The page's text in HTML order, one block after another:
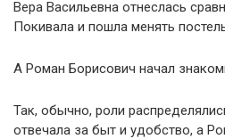
Вера Васильевна отнеслась
Покивала и пошла менять
А Роман Борисович начал
Так, обычно, роли
отвечала за быт и удобство, а